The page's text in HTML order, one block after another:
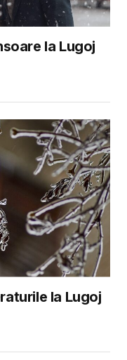
la Lugoj
la Lugoj